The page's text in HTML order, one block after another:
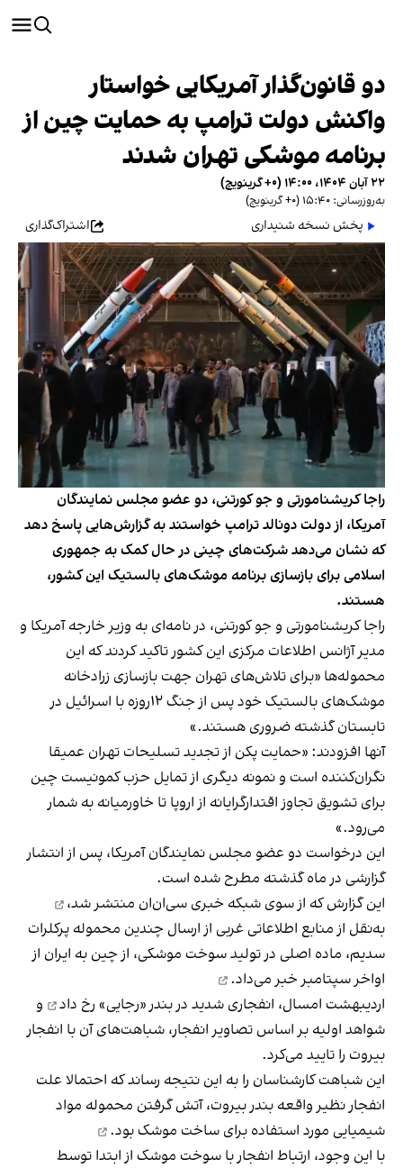
دو قانون‌گذار آمریکایی خواستار
واکنش دولت ترامپ به حمایت چین از
برنامه موشکی تهران شدند
۲۲ آبان ۱۴۰۴، ۱۴:۰۰ (‎+۰ گرینویچ)
به‌روزرسانی: ۱۵:۴۰ (‎+۰ گرینویچ)
پخش نسخه شنیداری اشتراک‌گذاری
راجا کریشنامورتی و جو کورتنی، دو عضو مجلس نمایندگان
آمریکا، از دولت دونالد ترامپ خواستند به گزارش‌هایی پاسخ دهد
که نشان می‌دهد شرکت‌های چینی در حال کمک به جمهوری
اسلامی برای بازسازی برنامه موشک‌های بالستیک این کشور،
هستند.
راجا کریشنامورتی و جو کورتنی، در نامه‌ای به وزیر خارجه آمریکا و
مدیر آژانس اطلاعات مرکزی این کشور تاکید کردند که این
محموله‌ها «برای تلاش‌های تهران جهت بازسازی زرادخانه
موشک‌های بالستیک خود پس از جنگ ۱۲روزه با اسرائیل در
تابستان گذشته ضروری هستند.»
آنها افزودند: «حمایت پکن از تجدید تسلیحات تهران عمیقا
نگران‌کننده است و نمونه دیگری از تمایل حزب کمونیست چین
برای تشویق تجاوز اقتدارگرایانه از اروپا تا خاورمیانه به شمار
می‌رود.»
این درخواست دو عضو مجلس نمایندگان آمریکا، پس از انتشار
گزارشی در ماه گذشته مطرح شده است.
این گزارش که از سوی شبکه خبری سی‌ان‌ان منتشر شد،
به‌نقل از منابع اطلاعاتی غربی از ارسال چندین محموله پرکلرات
سدیم، ماده اصلی در تولید سوخت موشکی، از چین به ایران از
اواخر سپتامبرخبر می‌داد.
اردیبهشت امسال، انفجاری شدید در بندر «رجایی» رخ داد
و
شواهد اولیه بر اساس تصاویر انفجار، شباهت‌های آن با انفجار
بیروت را تایید می‌کرد.
این شباهت کارشناسان را به این نتیجه رساند که احتمالا علت
انفجار نظیر واقعه بندر بیروت، آتش گرفتن محموله مواد
شیمیایی مورد استفاده برای ساخت موشک بود.
با این وجود، ارتباط انفجار با سوخت موشک از ابتدا توسط